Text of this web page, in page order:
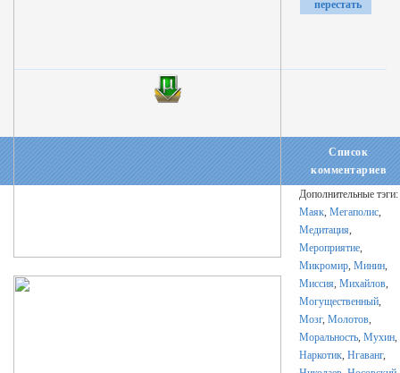
перестать
тревожиться
Список
комментариев
Дополнительные тэги:
Маяк, Мегаполис,
Медитация,
Мероприятие,
Микромир, Минин,
Миссия, Михайлов,
Могущественный,
Мозг, Молотов,
Моральность, Мухин,
Наркотик, Нгаванг,